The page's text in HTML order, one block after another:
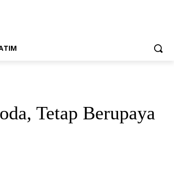
Tetap Berupaya